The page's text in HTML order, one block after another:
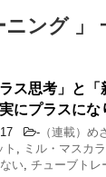
ニング 」
ラス思考」と
にプラスにな
- （連載）め
ト
ミル・マスカ
い チューブトレ